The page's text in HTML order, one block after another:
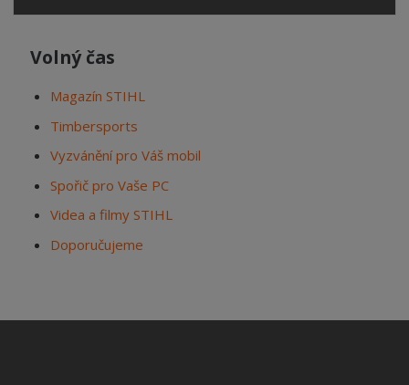
Volný čas
Magazín STIHL
Timbersports
Vyzvánění pro Váš mobil
Spořič pro Vaše PC
Videa a filmy STIHL
Doporučujeme